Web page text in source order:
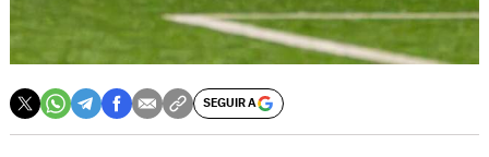
SEGUIR A